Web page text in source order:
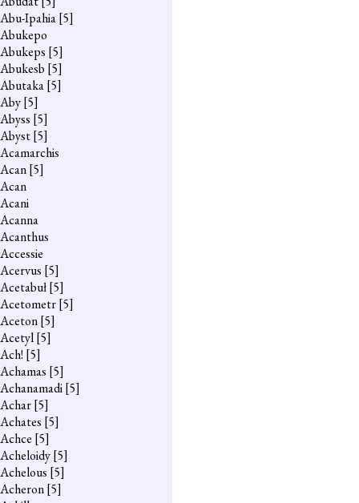
Abu-Ipahia[5]
Abukepo
Abukeps [5]
Abukesb [5]
Abutaka[5]
Aby[5]
Abyss [5]
Abyst[5]
Acamarchis
Acan[5]
Acan
Acani
Acanna
Acanthus
Accessie
Acervus [5]
Acetabuł[5]
Acetometr[5]
Aceton[5]
Acetyl[5]
Ach! [5]
Achamas [5]
Achanamadi[5]
Achar[5]
Achates [5]
Achce [5]
Acheloidy[5]
Achelous [5]
Acheron[5]